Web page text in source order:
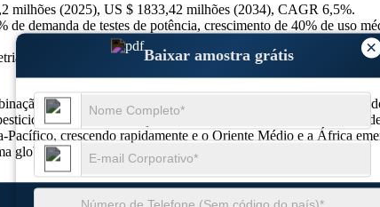
×
Baixar amostra grátis
milhões (2025), US $ 1833,42 milhões (2034), CAGR 6,5%.
de demanda de testes de potência, crescimento de 40% de uso
de 35%, transparência de 25% do consumidor, 60% de
de mandatos regulatórios e demanda orientada ao
e microbianos representa coletivamente mais de 40% da
crescendo rapidamente e o Oriente Médio e a África
global de cannabis.